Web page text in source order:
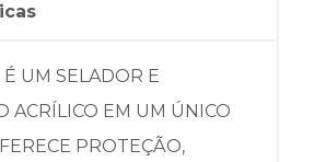
UM SELADOR E
ACRÍLICO EM UM ÚNICO
PROTEÇÃO,